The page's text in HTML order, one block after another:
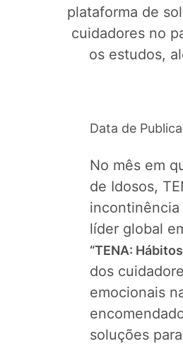
plataforma de
cuidadores no
os estudos,
Data de
No mês em
de Idosos,
incontinência
líder global
“TENA:
dos
emocionais
soluções